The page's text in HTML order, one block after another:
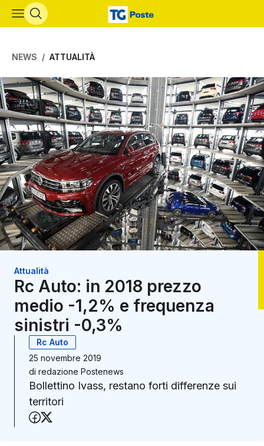
Vai al contenuto principale
NEWS ATTUALITÀ
Attualità
Rc Auto: in 2018 prezzo
medio -1,2% e frequenza
sinistri -0,3%
Rc Auto
25 novembre 2019
di redazione Postenews
Bollettino Ivass, restano forti differenze sui
territori
Condividi su Facebook